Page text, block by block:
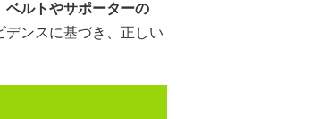
ベルトやサポーターの
デンスに基づき、正しい